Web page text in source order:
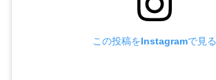
この投稿をInstagramで見る